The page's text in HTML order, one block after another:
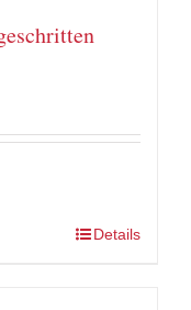
Details